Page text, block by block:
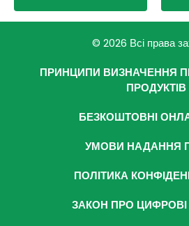
© 2026 Всі права
ПРИНЦИПИ ВИЗНАЧЕННЯ
ПРОДУКТІВ
БЕЗКОШТОВНІ
УМОВИ НАДАННЯ
ПОЛІТИКА
ЗАКОН ПРО